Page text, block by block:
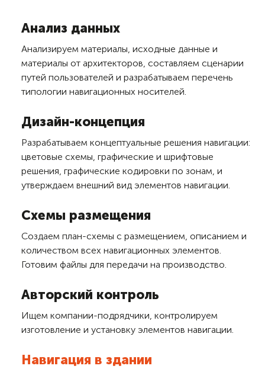
Анализ данных
Анализируем материалы, исходные данные и
материалы от архитекторов, составляем сценарии
путей пользователей и разрабатываем перечень
типологии навигационных носителей.
Дизайн-концепция
Разрабатываем концептуальные решения навигации:
цветовые схемы, графические и шрифтовые
решения, графические кодировки по зонам, и
утверждаем внешний вид элементов навигации.
Схемы размещения
Создаем план-схемы с размещением, описанием и
количеством всех навигационных элементов.
Готовим файлы для передачи на производство.
Авторский контроль
Ищем компании-подрядчики, контролируем
изготовление и установку элементов навигации.
Навигация в здании